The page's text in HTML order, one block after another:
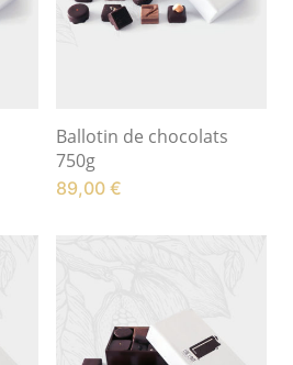
Ballotin de chocolats
750g
89,00 €